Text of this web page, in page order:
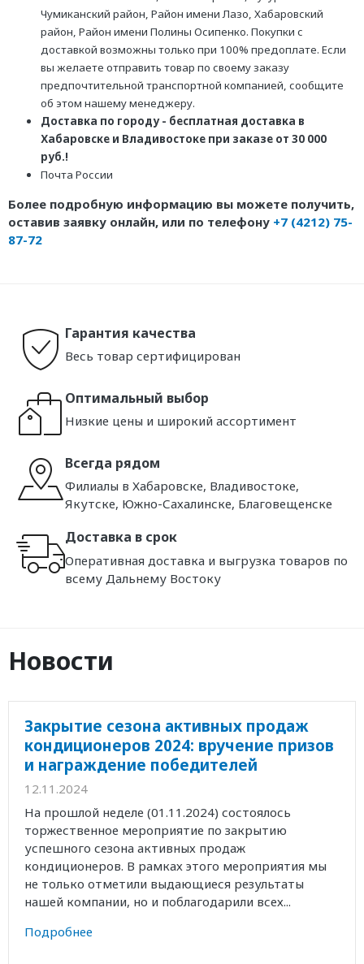
Чумиканский район, Район имени Лазо, Хабаровский
район, Район имени Полины Осипенко. Покупки с
доставкой возможны только при 100% предоплате. Если
вы желаете отправить товар по своему заказу
предпочтительной транспортной компанией, сообщите
об этом нашему менеджеру.
Доставка по городу - бесплатная доставка в
Хабаровске и Владивостоке при заказе от 30 000
руб.!
Почта России
Более подробную информацию вы можете получить,
оставив заявку онлайн, или по телефону +7 (4212) 75-
87-72
Гарантия качества
Весь товар сертифицирован
Оптимальный выбор
Низкие цены и широкий ассортимент
Всегда рядом
Филиалы в Хабаровске, Владивостоке,
Якутске, Южно-Сахалинске, Благовещенске
Доставка в срок
Оперативная доставка и выгрузка товаров по
всему Дальнему Востоку
Новости
Закрытие сезона активных продаж
кондиционеров 2024: вручение призов
и награждение победителей
12.11.2024
На прошлой неделе (01.11.2024) состоялось
торжественное мероприятие по закрытию
успешного сезона активных продаж
кондиционеров. В рамках этого мероприятия мы
не только отметили выдающиеся результаты
нашей компании, но и поблагодарили всех...
Подробнее